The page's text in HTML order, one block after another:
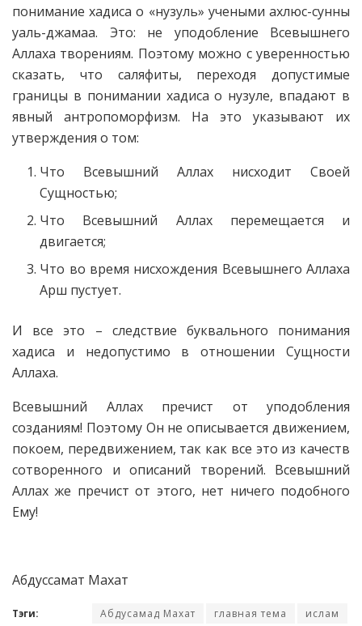
понимание хадиса о «нузуль» учеными ахлюс-сунны
уаль-джамаа. Это: не уподобление Всевышнего
Аллаха творениям. Поэтому можно с уверенностью
сказать, что саляфиты, переходя допустимые
границы в понимании хадиса о нузуле, впадают в
явный антропоморфизм. На это указывают их
утверждения о том:
Что Всевышний Аллах нисходит Своей
Сущностью;
Что Всевышний Аллах перемещается и
двигается;
Что во время нисхождения Всевышнего Аллаха
Арш пустует.
И все это – следствие буквального понимания
хадиса и недопустимо в отношении Сущности
Аллаха.
Всевышний Аллах пречист от уподобления
созданиям! Поэтому Он не описывается движением,
покоем, передвижением, так как все это из качеств
сотворенного и описаний творений. Всевышний
Аллах же пречист от этого, нет ничего подобного
Ему!
Абдуссамат Махат
Тэги: Абдусамад Махат главная тема
ислам